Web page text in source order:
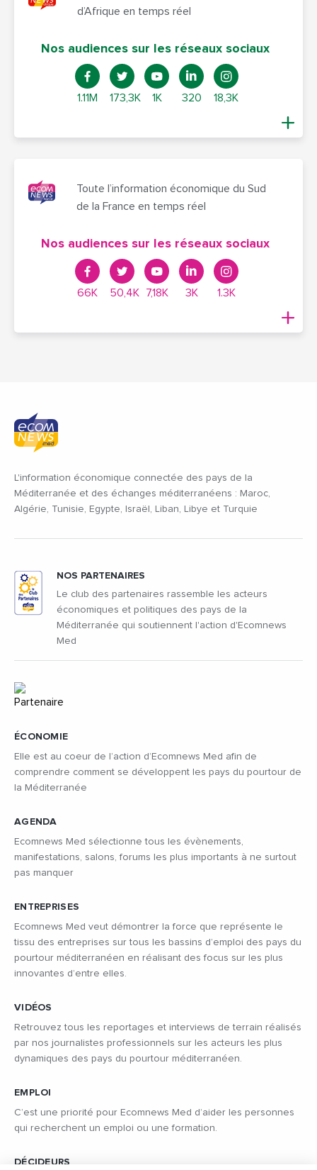
d’Afrique en temps réel
Nos audiences sur les réseaux sociaux
1.11M 173,3K 1K 320 18,3K
Toute l’information économique du Sud
de la France en temps réel
Nos audiences sur les réseaux sociaux
66K 50,4K 7,18K 3K 1.3K
L'information économique connectée des pays de la
Méditerranée et des échanges méditerranéens : Maroc,
Algérie, Tunisie, Egypte, Israël, Liban, Libye et Turquie
ÉCONOMIE
Elle est au coeur de l’action d’Ecomnews Med afin de
comprendre comment se développent les pays du pourtour de
la Méditerranée
AGENDA
Ecomnews Med sélectionne tous les évènements,
manifestations, salons, forums les plus importants à ne surtout
pas manquer
ENTREPRISES
Ecomnews Med veut démontrer la force que représente le
tissu des entreprises sur tous les bassins d’emploi des pays du
pourtour méditerranéen en réalisant des focus sur les plus
innovantes d’entre elles.
VIDÉOS
Retrouvez tous les reportages et interviews de terrain réalisés
par nos journalistes professionnels sur les acteurs les plus
dynamiques des pays du pourtour méditerranéen.
EMPLOI
C’est une priorité pour Ecomnews Med d’aider les personnes
qui recherchent un emploi ou une formation.
DÉCIDEURS
NOS PARTENAIRES
Le club des partenaires rassemble les acteurs
économiques et politiques des pays de la
Méditerranée qui soutiennent l'action d'Ecomnews
Med